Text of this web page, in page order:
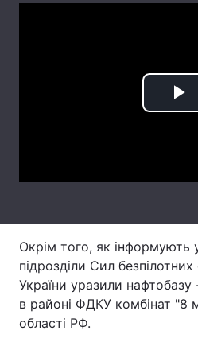
Тема оформлення
Окрім того, як інформують
підрозділи Сил
України уразили
в районі ФДКУ комбінат "8
області РФ.